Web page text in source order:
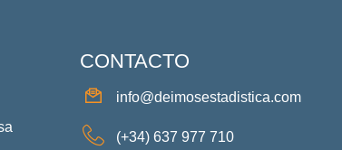
CONTACTO
info@deimosestadistica.com
(+34) 637 977 710